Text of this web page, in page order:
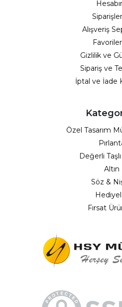
Alışveriş
Gizlilik ve
Sipariş ve
İptal ve İade
Özel Tasarım
Değerli Taşlı
Altın
Söz &
Fırsat